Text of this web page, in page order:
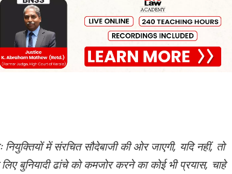
नियुक्तियों में संरचित सौदेबाजी की ओर जाएगी, यदि नहीं, तो
बुनियादी ढांचे को कमजोर करने का कोई भी प्रयास, चाहे